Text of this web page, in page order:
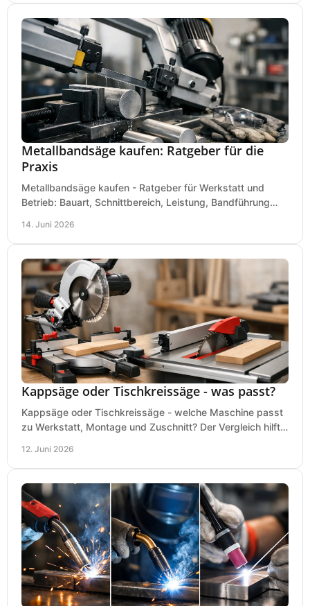
Metallbandsäge kaufen: Ratgeber für die
Praxis
Metallbandsäge kaufen - Ratgeber für Werkstatt und
Betrieb: Bauart, Schnittbereich, Leistung, Bandführung
14. Juni 2026
Kappsäge oder Tischkreissäge - was passt?
Kappsäge oder Tischkreissäge - welche Maschine passt
zu Werkstatt, Montage und Zuschnitt? Der Vergleich hilft
12. Juni 2026